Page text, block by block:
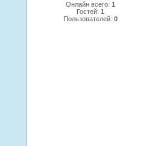
Онлайн всего: 1
Гостей: 1
Пользователей: 0